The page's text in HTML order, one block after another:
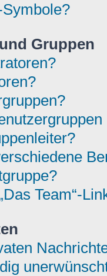
Gruppen
Team“-